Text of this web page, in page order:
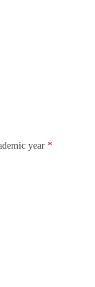
year *